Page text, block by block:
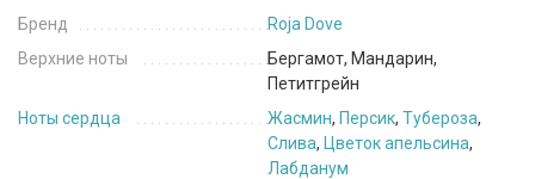
Бренд
Roja Dove
Верхние ноты
Бергамот, Мандарин,
Петитгрейн
Ноты сердца
Жасмин, Персик, Тубероза,
Слива, Цветок апельсина,
Лабданум